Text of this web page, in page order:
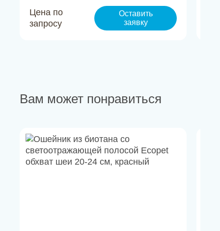
Цена по
запросу
Оставить
заявку
Вам может понравиться